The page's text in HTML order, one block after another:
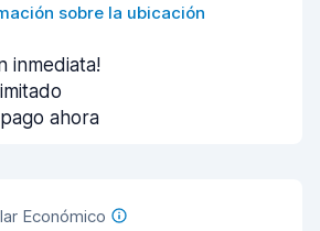
sobre la ubicación
inmediata!
ahora
Económico